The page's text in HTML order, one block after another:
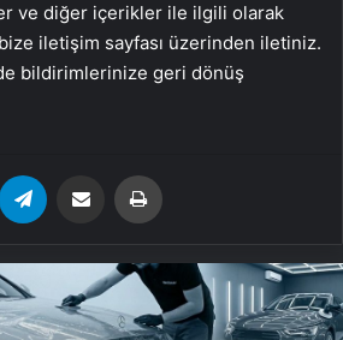
ve diğer içerikler ile ilgili olarak
iletişim sayfası üzerinden iletiniz.
bildirimlerinize geri dönüş
Email'den paylaş